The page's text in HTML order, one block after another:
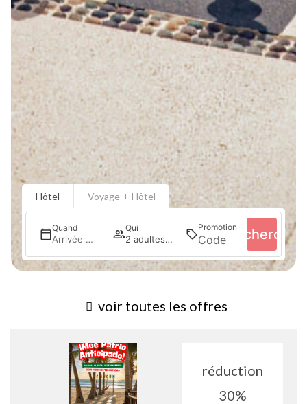
Hôtel Voyage + Hôtel
Quand
Arrivée — Départ
Qui
2 adultes · 1 chambre
PromotionRecherche
voir toutes les offres
​​réduction
30%